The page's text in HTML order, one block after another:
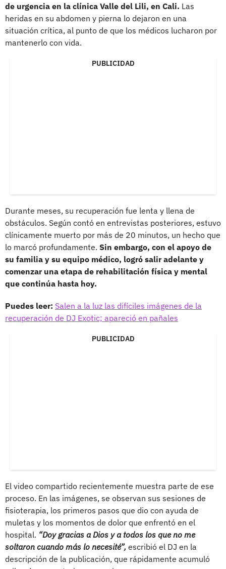
de urgencia en la clínica Valle del Lili, en Cali. Las
heridas en su abdomen y pierna lo dejaron en una
situación crítica, al punto de que los médicos lucharon por
mantenerlo con vida.
PUBLICIDAD
Durante meses, su recuperación fue lenta y llena de
obstáculos. Según contó en entrevistas posteriores, estuvo
clínicamente muerto por más de 20 minutos, un hecho que
lo marcó profundamente. Sin embargo, con el apoyo de
su familia y su equipo médico, logró salir adelante y
comenzar una etapa de rehabilitación física y mental
que continúa hasta hoy.
Puedes leer: Salen a la luz las difíciles imágenes de la
recuperación de DJ Exotic; apareció en pañales
PUBLICIDAD
El video compartido recientemente muestra parte de ese
proceso. En las imágenes, se observan sus sesiones de
fisioterapia, los primeros pasos que dio con ayuda de
muletas y los momentos de dolor que enfrentó en el
hospital. “Doy gracias a Dios y a todos los que no me
soltaron cuando más lo necesité”, escribió el DJ en la
descripción de la publicación, que rápidamente acumuló